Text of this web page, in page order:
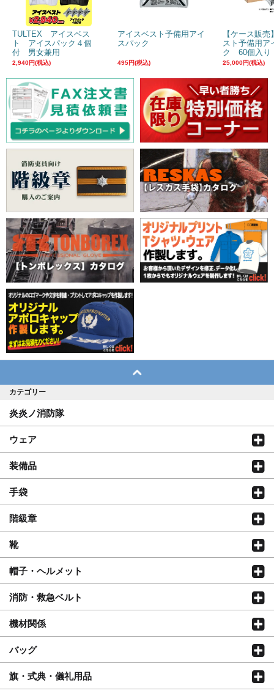
TULTEX アイスベス
ト アイスパック４個
付 男女兼用
2,940円(税込)
アイスベスト予備用アイ
スパック
495円(税込)
【ケース販
スト予備用ア
ク 60個入り
25,000円(税込)
カテゴリー
炎炎ノ消防隊
ウェア
装備品
手袋
階級章
靴
帽子・ヘルメット
消防・救急ベルト
機材関係
バッグ
旗・式典・儀礼用品